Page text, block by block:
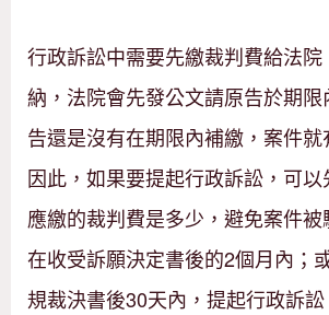
行政訴訟中需要先繳裁判費給法
納，法院會先發公文請原告於期
告還是沒有在期限內補繳，案件就
因此，如果要提起行政訴訟，可
應繳的裁判費是多少，避免案件
在收受訴願決定書後的2個月內；
規裁決書後30天內，提起行政訴訟